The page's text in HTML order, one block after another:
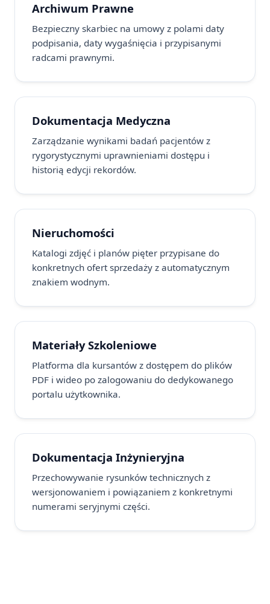
Archiwum Prawne
Bezpieczny skarbiec na umowy z polami daty
podpisania, daty wygaśnięcia i przypisanymi
radcami prawnymi.
Dokumentacja Medyczna
Zarządzanie wynikami badań pacjentów z
rygorystycznymi uprawnieniami dostępu i
historią edycji rekordów.
Nieruchomości
Katalogi zdjęć i planów pięter przypisane do
konkretnych ofert sprzedaży z automatycznym
znakiem wodnym.
Materiały Szkoleniowe
Platforma dla kursantów z dostępem do plików
PDF i wideo po zalogowaniu do dedykowanego
portalu użytkownika.
Dokumentacja Inżynieryjna
Przechowywanie rysunków technicznych z
wersjonowaniem i powiązaniem z konkretnymi
numerami seryjnymi części.